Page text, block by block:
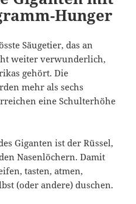
Hunger
Säugetier, das an
weiter verwunderlich,
gehört. Die
mehr als sechs
eine Schulterhöhe
Giganten ist der Rüssel,
Nasenlöchern. Damit
tasten, atmen,
(oder andere) duschen.